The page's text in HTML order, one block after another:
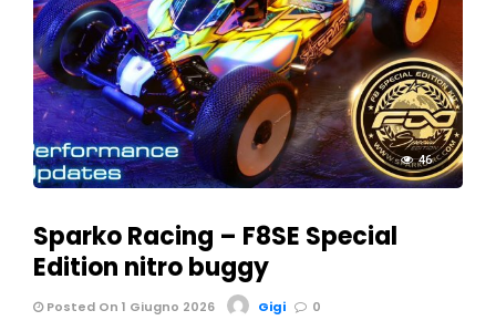
46
Sparko Racing – F8SE Special
Edition nitro buggy
Posted On 1 Giugno 2026 Gigi 0